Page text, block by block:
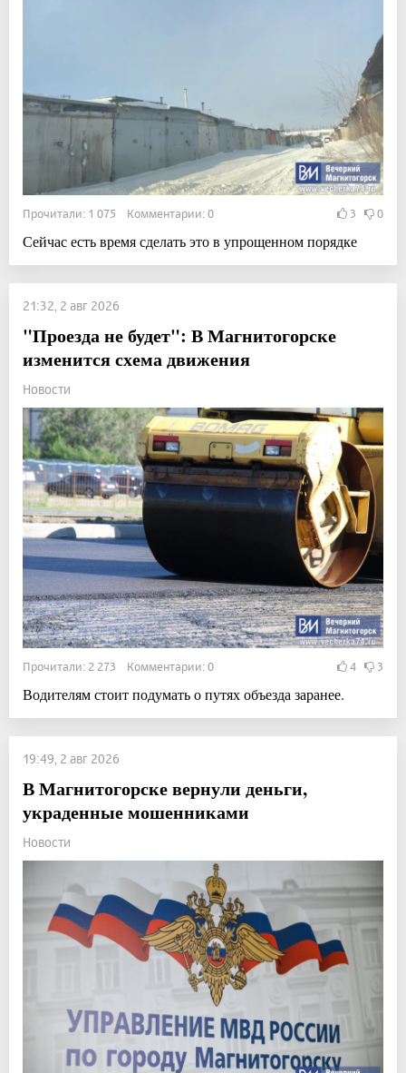
Прочитали: 1 075 Комментарии: 0 3 0
Сейчас есть время сделать это в упрощенном порядке
21:32, 2 авг 2026
"Проезда не будет": В Магнитогорске
изменится схема движения
Новости
Прочитали: 2 273 Комментарии: 0 4 3
Водителям стоит подумать о путях объезда заранее.
19:49, 2 авг 2026
В Магнитогорске вернули деньги,
украденные мошенниками
Новости